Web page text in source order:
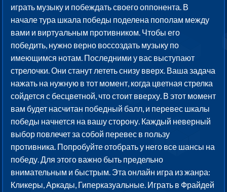
играть музыку и побеждать своего оппонента. В
начале тура шкала победы поделена пополам между
вами и виртуальным противником. Чтобы его
победить, нужно верно воссоздать музыку по
имеющимся нотам. Последними у вас выступают
стрелочки. Они станут лететь снизу вверх. Ваша задача
нажать на нужную в тот момент, когда цветная стрелка
сойдется с бесцветной, что стоит вверху. В этот момент
вам будет насчитан победный балл, и перевес шкалы
победы начнется на вашу сторону. Каждый неверный
выбор повлечет за собой перевес в пользу
противника. Попробуйте отобрать у него все шансы на
победу. Для этого важно быть предельно
внимательным и быстрым. Эта онлайн игра из жанра:
Кликеры, Аркады, Гиперказуальные. Играть в Фрайдей